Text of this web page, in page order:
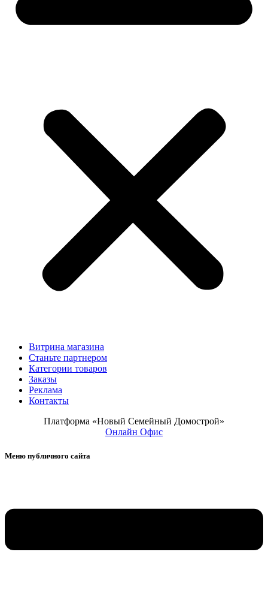
Витрина магазина
Станьте партнером
Категории товаров
Заказы
Реклама
Контакты
Платформа «Новый Семейный Домострой»
Онлайн Офис
Меню публичного сайта